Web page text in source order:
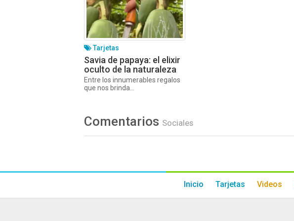
Tarjetas
Savia de papaya: el elixir
oculto de la naturaleza
Entre los innumerables regalos
que nos brinda...
Comentarios Sociales
Inicio Tarjetas Videos